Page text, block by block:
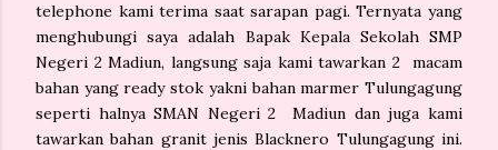
telephone kami terima saat sarapan pagi. Ternyata yang
menghubungi saya adalah Bapak Kepala Sekolah SMP
Negeri 2 Madiun, langsung saja kami tawarkan 2 macam
bahan yang ready stok yakni bahan marmer Tulungagung
seperti halnya SMAN Negeri 2 Madiun dan juga kami
tawarkan bahan granit jenis Blacknero Tulungagung ini.